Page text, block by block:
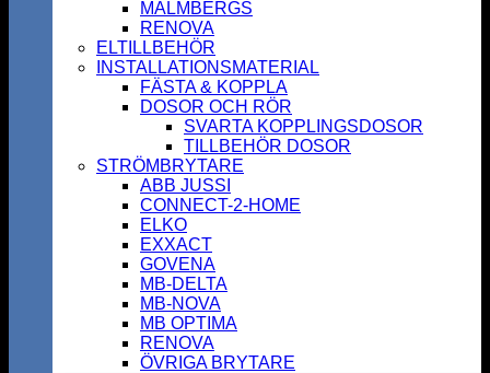
MALMBERGS
RENOVA
ELTILLBEHÖR
INSTALLATIONSMATERIAL
FÄSTA & KOPPLA
DOSOR OCH RÖR
SVARTA KOPPLINGSDOSOR
TILLBEHÖR DOSOR
STRÖMBRYTARE
ABB JUSSI
CONNECT-2-HOME
ELKO
EXXACT
GOVENA
MB-DELTA
MB-NOVA
MB OPTIMA
RENOVA
ÖVRIGA BRYTARE